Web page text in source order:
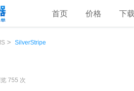
首页 价格 下
> SilverStripe
755 次